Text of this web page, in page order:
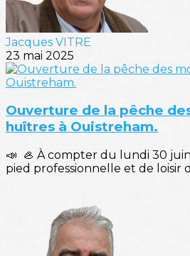
Jacques VITRE
23 mai 2025
Ouverture de la pêche
huîtres à Ouistreham.
📣 🦪 À compter du lundi 30
pied professionnelle et de loisir